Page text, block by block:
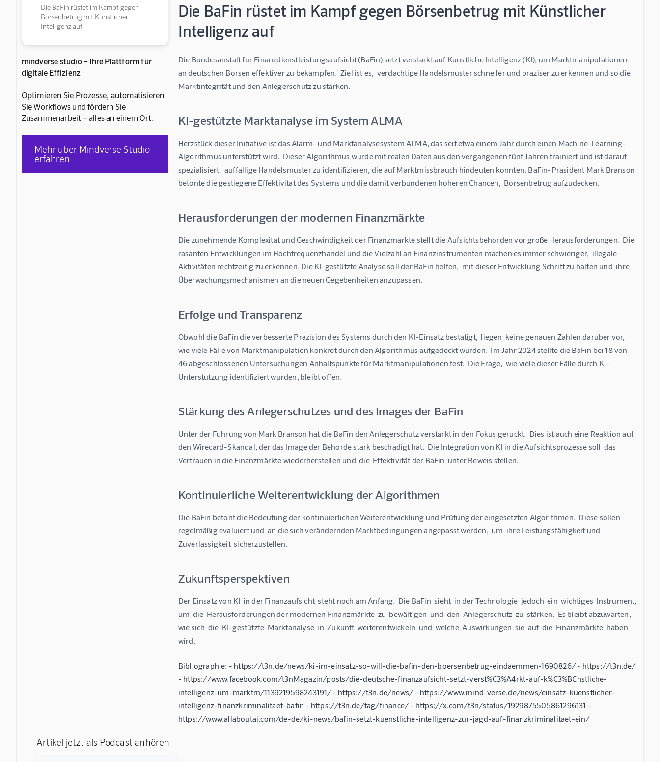
Die BaFin rüstet im Kampf gegen
Börsenbetrug mit Künstlicher
Intelligenz auf
mindverse studio – Ihre Plattform für
digitale Effizienz
Optimieren Sie Prozesse, automatisieren
Sie Workflows und fördern Sie
Zusammenarbeit – alles an einem Ort.
Mehr über Mindverse Studio
erfahren
Die BaFin rüstet im Kampf gegen Börsenbetrug mit Künstlicher
Intelligenz auf
Die Bundesanstalt für Finanzdienstleistungsaufsicht (BaFin) setzt verstärkt auf Künstliche Intelligenz (KI), um Marktmanipulationen
an deutschen Börsen effektiver zu bekämpfen.  Ziel ist es,  verdächtige Handelsmuster schneller und präziser zu erkennen und so die
Marktintegrität und den Anlegerschutz zu stärken.
KI-gestützte Marktanalyse im System ALMA
Herzstück dieser Initiative ist das Alarm- und Marktanalysesystem ALMA, das seit etwa einem Jahr durch einen Machine-Learning-
Algorithmus unterstützt wird.  Dieser Algorithmus wurde mit realen Daten aus den vergangenen fünf Jahren trainiert und ist darauf
spezialisiert,  auffällige Handelsmuster zu identifizieren, die auf Marktmissbrauch hindeuten könnten. BaFin-Präsident Mark Branson
betonte die gestiegene Effektivität des Systems und die damit verbundenen höheren Chancen,  Börsenbetrug aufzudecken.
Herausforderungen der modernen Finanzmärkte
Die zunehmende Komplexität und Geschwindigkeit der Finanzmärkte stellt die Aufsichtsbehörden vor große Herausforderungen.  Die
rasanten Entwicklungen im Hochfrequenzhandel und die Vielzahl an Finanzinstrumenten machen es immer schwieriger,  illegale
Aktivitäten rechtzeitig zu erkennen. Die KI-gestützte Analyse soll der BaFin helfen,  mit dieser Entwicklung Schritt zu halten und  ihre
Überwachungsmechanismen an die neuen Gegebenheiten anzupassen.
Erfolge und Transparenz
Obwohl die BaFin die verbesserte Präzision des Systems durch den KI-Einsatz bestätigt,  liegen  keine genauen Zahlen darüber vor,
wie viele Fälle von Marktmanipulation konkret durch den Algorithmus aufgedeckt wurden.  Im Jahr 2024 stellte die BaFin bei 18 von
46 abgeschlossenen Untersuchungen Anhaltspunkte für Marktmanipulationen fest.  Die Frage,  wie viele dieser Fälle durch KI-
Unterstützung identifiziert wurden, bleibt offen.
Stärkung des Anlegerschutzes und des Images der BaFin
Unter der Führung von Mark Branson hat die BaFin den Anlegerschutz verstärkt in den Fokus gerückt.  Dies ist auch eine Reaktion auf
den Wirecard-Skandal, der das Image der Behörde stark beschädigt hat.  Die Integration von KI in die Aufsichtsprozesse soll  das
Vertrauen in die Finanzmärkte wiederherstellen und  die  Effektivität der BaFin  unter Beweis stellen.
Kontinuierliche Weiterentwicklung der Algorithmen
Die BaFin betont die Bedeutung der kontinuierlichen Weiterentwicklung und Prüfung der eingesetzten Algorithmen.  Diese sollen
regelmäßig evaluiert und  an die sich verändernden Marktbedingungen angepasst werden,  um  ihre Leistungsfähigkeit und
Zuverlässigkeit  sicherzustellen.
Zukunftsperspektiven
Der Einsatz von KI  in der Finanzaufsicht  steht noch am Anfang.  Die BaFin  sieht  in der Technologie  jedoch  ein  wichtiges  Instrument,
um  die  Herausforderungen der modernen Finanzmärkte  zu  bewältigen  und  den  Anlegerschutz  zu  stärken.  Es bleibt abzuwarten,
wie sich  die  KI-gestützte  Marktanalyse  in  Zukunft  weiterentwickeln  und  welche  Auswirkungen  sie  auf  die  Finanzmärkte  haben
wird.
Bibliographie: - https://t3n.de/news/ki-im-einsatz-so-will-die-bafin-den-boersenbetrug-eindaemmen-1690826/ - https://t3n.de/
- https://www.facebook.com/t3nMagazin/posts/die-deutsche-finanzaufsicht-setzt-verst%C3%A4rkt-auf-k%C3%BCnstliche-
intelligenz-um-marktm/1139219598243191/ - https://t3n.de/news/ - https://www.mind-verse.de/news/einsatz-kuenstlicher-
intelligenz-finanzkriminalitaet-bafin - https://t3n.de/tag/finance/ - https://x.com/t3n/status/1929875505861296131 -
https://www.allaboutai.com/de-de/ki-news/bafin-setzt-kuenstliche-intelligenz-zur-jagd-auf-finanzkriminalitaet-ein/
Artikel jetzt als Podcast anhören